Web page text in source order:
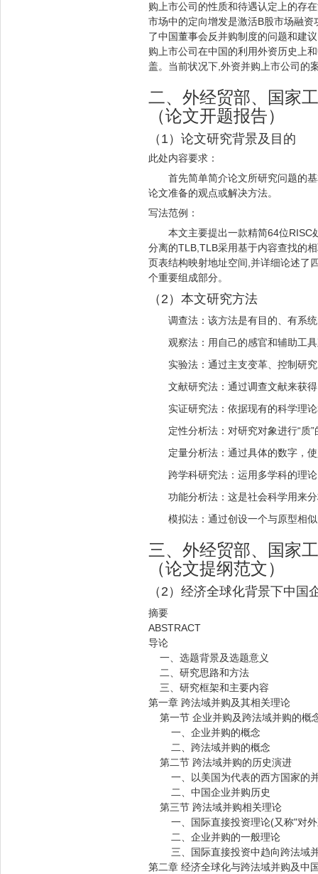
购上市公司的性质和待遇认定上的存
市场中的定向增发是激活B股市场融
了中国董事会反并购制度的问题和建
购上市公司在中国的利用外资历史上
盖。当前状况下,外资并购上市公司的
二、外经贸部、国家
（论文开题报告）
（1）论文研究背景及目的
此处内容要求：
首先简单简介论文所研究问题的
论文准备的观点或解决方法。
写法范例：
本文主要提出一款精简64位RISC
分离的TLB,TLB采用基于内容查找的
页表结构映射地址空间,并详细论述了
个重要组成部分。
（2）本文研究方法
调查法：该方法是有目的、有系
观察法：用自己的感官和辅助工
实验法：通过主支变革、控制研
文献研究法：通过调查文献来获
实证研究法：依据现有的科学理
定性分析法：对研究对象进行“质
定量分析法：通过具体的数字，
跨学科研究法：运用多学科的理
功能分析法：这是社会科学用来
模拟法：通过创设一个与原型相
三、外经贸部、国家
（论文提纲范文）
（2）经济全球化背景下中
摘要
ABSTRACT
导论
一、选题背景及选题意义
二、研究思路和方法
三、研究框架和主要内容
第一章 跨法域并购及其相关理论
第一节 企业并购及跨法域并购的概
一、企业并购的概念
二、跨法域并购的概念
第二节 跨法域并购的历史演进
一、以美国为代表的西方国家的
二、中国企业并购历史
第三节 跨法域并购相关理论
一、国际直接投资理论(又称"对外
二、企业并购的一般理论
三、国际直接投资中趋向跨法域
第二章 经济全球化与跨法域并购及中